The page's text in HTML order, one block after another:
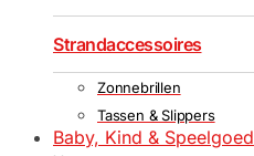
Strandaccessoires
Zonnebrillen
Tassen & Slippers
Baby, Kind & Speelgoed